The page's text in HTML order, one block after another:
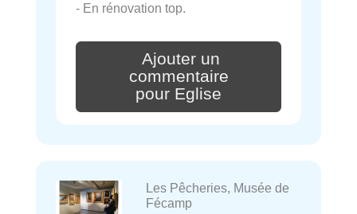
- En rénovation top.
Ajouter un
commentaire
pour Eglise
Les Pêcheries, Musée de
Fécamp